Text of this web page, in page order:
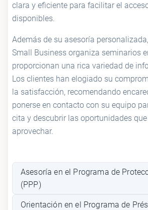
clara y eficiente para facilitar el
disponibles.
Además de su asesoría
Small Business organiza seminarios
proporcionan una rica variedad de
Los clientes han elogiado su
la satisfacción, recomendando
ponerse en contacto con su equipo
cita y descubrir las oportunidades
aprovechar.
Asesoría en el Programa de
(PPP)
Orientación en el Programa de